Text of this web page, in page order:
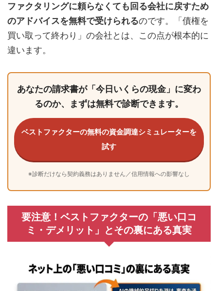
ファクタリングに頼らなくても回る会社に戻すため
のアドバイスを無料で受けられるのです。「債権を
買い取って終わり」の会社とは、この点が根本的に
違います。
あなたの請求書が「今日いくらの現金」に変わ
るのか、まずは無料で診断できます。
ベストファクターの無料の資金調達シミュレーターを
試す
※診断だけなら契約義務はありません／信用情報への影響なし
要注意！ベストファクターの「悪い口コ
ミ・デメリット」とその裏にある真実